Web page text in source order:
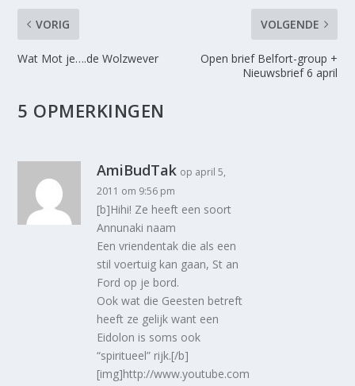
VORIG
Wat Mot je….de Wolzwever
VOLGENDE
Open brief Belfort-group +
Nieuwsbrief 6 april
5 OPMERKINGEN
AmiBudTak op april 5,
2011 om 9:56 pm
[b]Hihi! Ze heeft een soort
Annunaki naam
Een vriendentak die als een
stil voertuig kan gaan, St an
Ford op je bord.
Ook wat die Geesten betreft
heeft ze gelijk want een
Eidolon is soms ook
“spiritueel” rijk.[/b]
[img]http://www.youtube.com